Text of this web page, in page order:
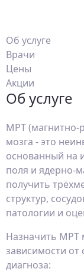
Об услуге
Врачи
Цены
Акции
Об услуге
МРТ (магнитно-
мозга - это
основанный на
поля и ядерно-
получить
структур,
патологии и
Назначить МРТ
зависимости
диагноза: